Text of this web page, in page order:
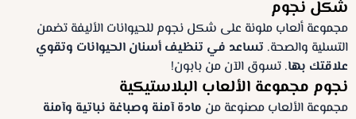
شكل نجوم
مجموعة ألعاب ملونة على شكل نجوم للحيوانات الأليفة تضمن
التسلية والصحة. تساعد في تنظيف أسنان الحيوانات وتقوي
علاقتك بها. تسوق الآن من بابون!
نجوم مجموعة الألعاب البلاستيكية
مجموعة الألعاب مصنوعة من مادة آمنة وصباغة نباتية وآمنة